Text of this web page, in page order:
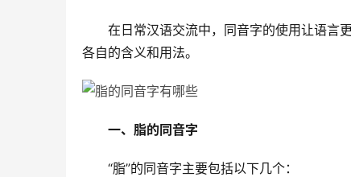
在日常汉语交流中，同音字的使用让语言更
各自的含义和用法。
一、脂的同音字
“脂”的同音字主要包括以下几个：